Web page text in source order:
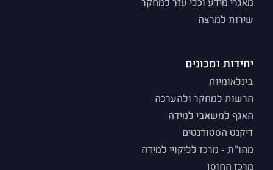
שירות למרצה
יחידות ומכונים
בינלאומיות
הרשות למחקר ולהערכה
האגף למשאבי למידה
דיקנט הסטודנטים
מהו"ת - מרכז לליקויי למידה
מרכז החוסן